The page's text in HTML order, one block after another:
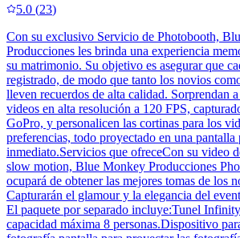
5.0 (23)
Con su exclusivo Servicio de Photobooth,
Producciones les brinda una experiencia
su matrimonio. Su objetivo es asegurar que
registrado, de modo que tanto los novios
lleven recuerdos de alta calidad. Sorprendan
videos en alta resolución a 120 FPS,
GoPro, y personalicen las cortinas para los
preferencias, todo proyectado en una pantalla
inmediato.Servicios que ofreceCon su video
slow motion, Blue Monkey Producciones
ocupará de obtener las mejores tomas de los
Capturarán el glamour y la elegancia del
El paquete por separado incluye:Tunel
capacidad máxima 8 personas.Dispositivo